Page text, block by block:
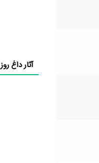
آثار داغ روز